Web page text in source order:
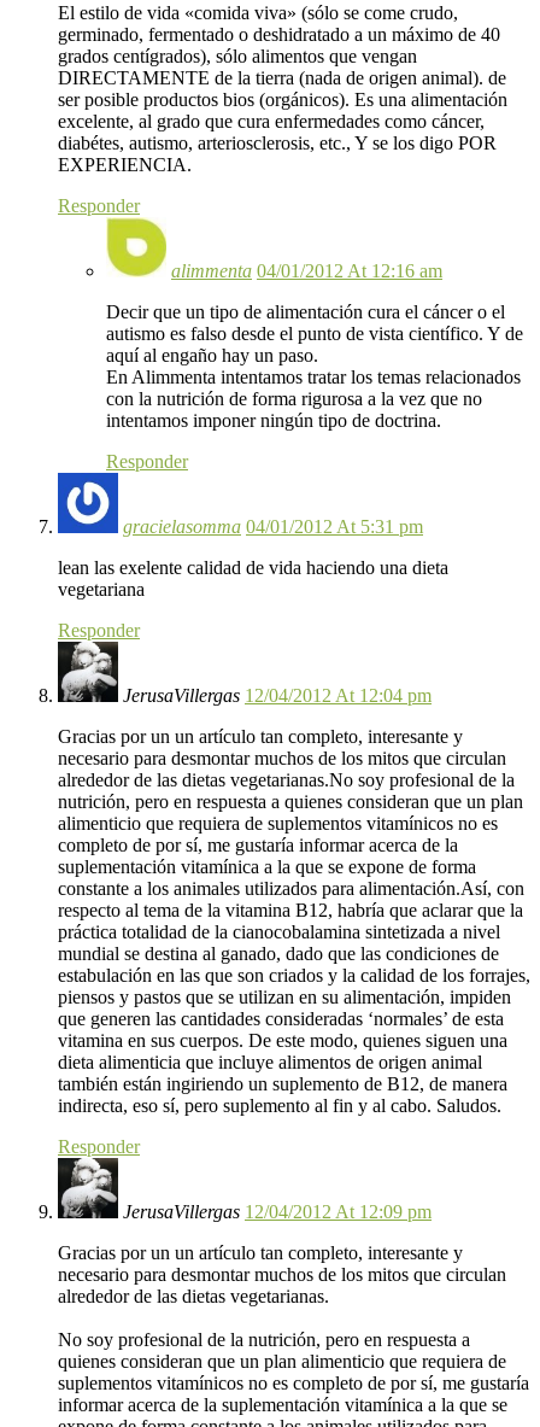
El estilo de vida «comida viva» (sólo se come crudo,
germinado, fermentado o deshidratado a un máximo de 40
grados centígrados), sólo alimentos que vengan
DIRECTAMENTE de la tierra (nada de origen animal). de
ser posible productos bios (orgánicos). Es una alimentación
excelente, al grado que cura enfermedades como cáncer,
diabétes, autismo, arteriosclerosis, etc., Y se los digo POR
EXPERIENCIA.
Responder
alimmenta 04/01/2012 At 12:16 am
Decir que un tipo de alimentación cura el cáncer o el
autismo es falso desde el punto de vista científico. Y de
aquí al engaño hay un paso.
En Alimmenta intentamos tratar los temas relacionados
con la nutrición de forma rigurosa a la vez que no
intentamos imponer ningún tipo de doctrina.
Responder
gracielasomma 04/01/2012 At 5:31 pm
lean las exelente calidad de vida haciendo una dieta
vegetariana
Responder
JerusaVillergas 12/04/2012 At 12:04 pm
Gracias por un un artículo tan completo, interesante y
necesario para desmontar muchos de los mitos que circulan
alrededor de las dietas vegetarianas.No soy profesional de la
nutrición, pero en respuesta a quienes consideran que un plan
alimenticio que requiera de suplementos vitamínicos no es
completo de por sí, me gustaría informar acerca de la
suplementación vitamínica a la que se expone de forma
constante a los animales utilizados para alimentación.Así, con
respecto al tema de la vitamina B12, habría que aclarar que la
práctica totalidad de la cianocobalamina sintetizada a nivel
mundial se destina al ganado, dado que las condiciones de
estabulación en las que son criados y la calidad de los forrajes,
piensos y pastos que se utilizan en su alimentación, impiden
que generen las cantidades consideradas ‘normales’ de esta
vitamina en sus cuerpos. De este modo, quienes siguen una
dieta alimenticia que incluye alimentos de origen animal
también están ingiriendo un suplemento de B12, de manera
indirecta, eso sí, pero suplemento al fin y al cabo. Saludos.
Responder
JerusaVillergas 12/04/2012 At 12:09 pm
Gracias por un un artículo tan completo, interesante y
necesario para desmontar muchos de los mitos que circulan
alrededor de las dietas vegetarianas.
No soy profesional de la nutrición, pero en respuesta a
quienes consideran que un plan alimenticio que requiera de
suplementos vitamínicos no es completo de por sí, me gustaría
informar acerca de la suplementación vitamínica a la que se